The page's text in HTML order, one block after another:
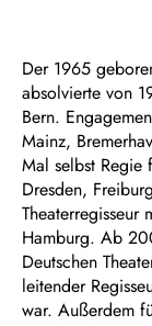
Der 1965
absolvierte von
Bern.
Mainz,
Mal selbst Regie
Dresden,
Theaterregisseur
Hamburg. Ab
Deutschen
leitender
war. Außerdem